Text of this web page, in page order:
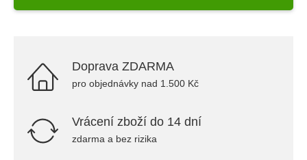
Doprava ZDARMA
pro objednávky nad 1.500 Kč
Vrácení zboží do 14 dní
zdarma a bez rizika